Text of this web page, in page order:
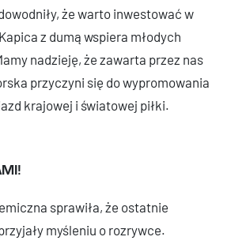
że warto inwestować w
z dumą wspiera młodych
nadzieję, że zawarta przez nas
przyczyni się do wypromowania
krajowej i światowej piłki.
sprawiła, że ostatnie
myśleniu o rozrywce.